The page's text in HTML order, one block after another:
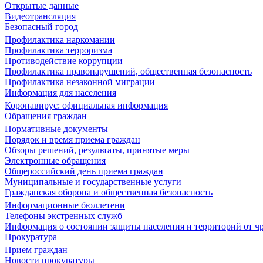
Открытые данные
Видеотрансляция
Безопасный город
Профилактика наркомании
Профилактика терроризма
Противодействие коррупции
Профилактика правонарушений, общественная безопасность
Профилактика незаконной миграции
Информация для населения
Коронавирус: официальная информация
Обращения граждан
Нормативные документы
Порядок и время приема граждан
Обзоры решений, результаты, принятые меры
Электронные обращения
Общероссийский день приема граждан
Муниципальные и государственные услуги
Гражданская оборона и общественная безопасность
Информационные бюллетени
Телефоны экстренных служб
Информация о состоянии защиты населения и территорий от
Прокуратура
Прием граждан
Новости прокуратуры